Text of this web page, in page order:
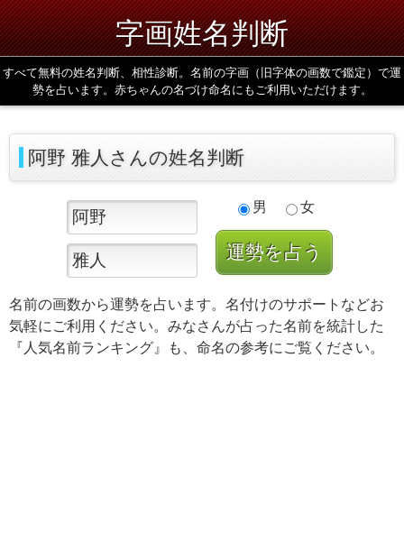
字画姓名判断
すべて無料の姓名判断、相性診断。名前の字画（旧字体の画数で鑑定）で運
勢を占います。赤ちゃんの名づけ命名にもご利用いただけます。
阿野 雅人さんの姓名判断
男 女
名前の画数から運勢を占います。名付けのサポートなどお
気軽にご利用ください。みなさんが占った名前を統計した
『人気名前ランキング』も、命名の参考にご覧ください。